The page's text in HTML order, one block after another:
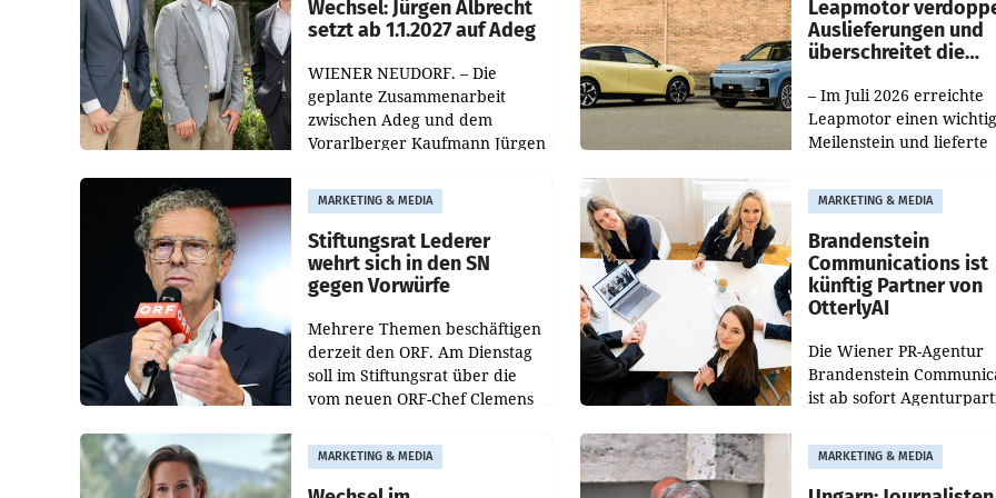
Wechsel: Jürgen Albrecht
setzt ab 1.1.2027 auf Adeg
WIENER NEUDORF. – Die
geplante Zusammenarbeit
zwischen Adeg und dem
Vorarlberger Kaufmann Jürgen
freigegeben: Die
Bundeswettbewerbsbehörde
und der Bundeskartellanwalt
Leapmotor
Auslieferungen und
überschreitet die
– Im Juli 2026 erreichte
Leapmotor einen
Meilenstein und lieferte
aus, womit sich das
gegenüber Juli 2025
verdoppelte (+102
MARKETING & MEDIA
Stiftungsrat Lederer
wehrt sich in den SN
gegen Vorwürfe
Mehrere Themen beschäftigen
derzeit den ORF. Am Dienstag
soll im Stiftungsrat über die
vom neuen ORF-Chef Clemens
Besetzungen für die
Direktionen abgestimmt
werden.
MARKETING & MEDIA
Brandenstein
Communications ist
künftig Partner von
OtterlyAI
Die Wiener PR-Agentur
Brandenstein
ist ab sofort
Optimierungsplattform
OtterlyAI. Damit baut die
Agentur ihr
MARKETING & MEDIA MARKETING & MEDIA